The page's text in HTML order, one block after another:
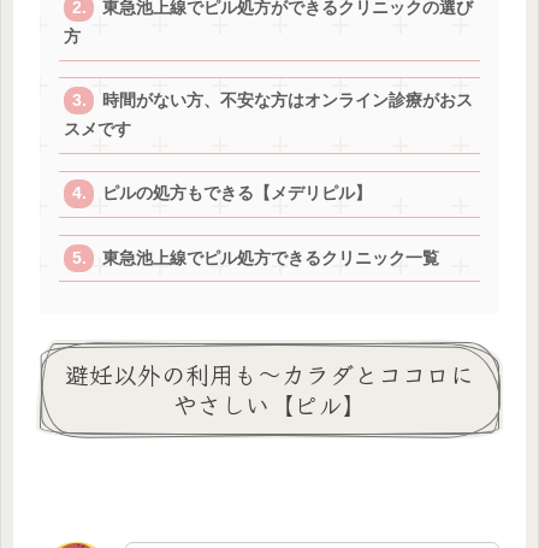
東急池上線でピル処方ができるクリニックの選び
方
時間がない方、不安な方はオンライン診療がおス
スメです
ピルの処方もできる【メデリピル】
東急池上線でピル処方できるクリニック一覧
避妊以外の利用も～カラダとココロに
やさしい【ピル】